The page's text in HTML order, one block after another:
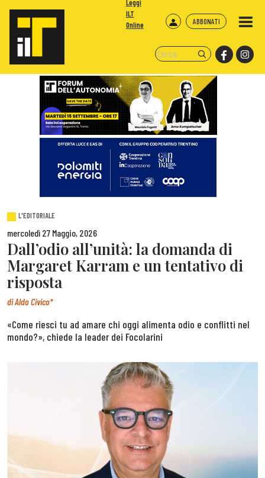
ABBONATI
Leggi
ILT
Online
L'EDITORIALE
mercoledì 27 Maggio, 2026
Dall’odio all’unità: la domanda di
Margaret Karram e un tentativo di
risposta
diAldo Civico*
«Come riesci tu ad amare chi oggi alimenta odio e conflitti nel
mondo?», chiede la leader dei Focolarini